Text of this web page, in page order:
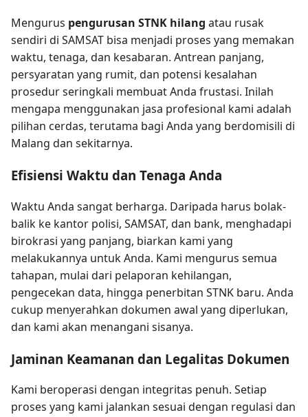
Mengurus pengurusan STNK hilang atau rusak
sendiri di SAMSAT bisa menjadi proses yang memakan
waktu, tenaga, dan kesabaran. Antrean panjang,
persyaratan yang rumit, dan potensi kesalahan
prosedur seringkali membuat Anda frustasi. Inilah
mengapa menggunakan jasa profesional kami adalah
pilihan cerdas, terutama bagi Anda yang berdomisili di
Malang dan sekitarnya.
Efisiensi Waktu dan Tenaga Anda
Waktu Anda sangat berharga. Daripada harus bolak-
balik ke kantor polisi, SAMSAT, dan bank, menghadapi
birokrasi yang panjang, biarkan kami yang
melakukannya untuk Anda. Kami mengurus semua
tahapan, mulai dari pelaporan kehilangan,
pengecekan data, hingga penerbitan STNK baru. Anda
cukup menyerahkan dokumen awal yang diperlukan,
dan kami akan menangani sisanya.
Jaminan Keamanan dan Legalitas Dokumen
Kami beroperasi dengan integritas penuh. Setiap
proses yang kami jalankan sesuai dengan regulasi dan